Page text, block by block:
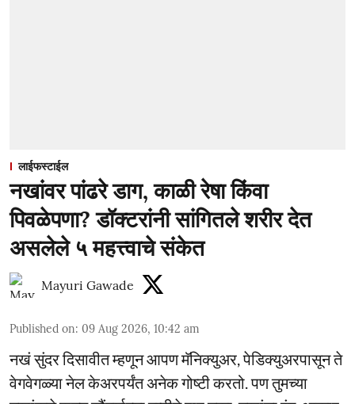
लाईफस्टाईल
नखांवर पांढरे डाग, काळी रेषा किंवा
पिवळेपणा? डॉक्टरांनी सांगितले शरीर देत
असलेले ५ महत्त्वाचे संकेत
Mayuri Gawade
Published on: 09 Aug 2026, 10:42 am
नखं सुंदर दिसावीत म्हणून आपण मॅनिक्युअर, पेडिक्युअरपासून ते
वेगवेगळ्या नेल केअरपर्यंत अनेक गोष्टी करतो. पण तुमच्या